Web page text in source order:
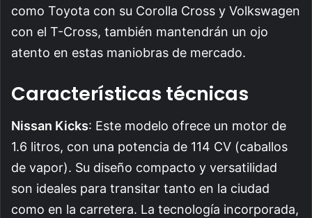
como Toyota con su Corolla Cross y Volkswagen
con el T-Cross, también mantendrán un ojo
atento en estas maniobras de mercado.
Características técnicas
Nissan Kicks: Este modelo ofrece un motor de
1.6 litros, con una potencia de 114 CV (caballos
de vapor). Su diseño compacto y versatilidad
son ideales para transitar tanto en la ciudad
como en la carretera. La tecnología incorporada,